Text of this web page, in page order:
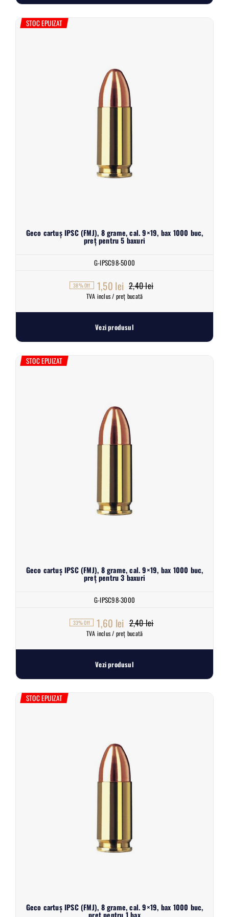
Geco cartuș IPSC (FMJ), 8 grame, cal. 9×19, bax 1000 buc,
preț pentru 5 baxuri
G-IPSC98-5000
2,40leiPrețul
1,50 lei
Prețul
38% Off
STOC EPUIZAT
TVA inclus / preț bucată
Vezi produsul
Geco cartuș IPSC (FMJ), 8 grame, cal. 9×19, bax 1000 buc,
preț pentru 3 baxuri
G-IPSC98-3000
2,40leiPrețul
1,60 lei
Prețul
33% Off
STOC EPUIZAT
TVA inclus / preț bucată
Vezi produsul
Geco cartuș IPSC (FMJ), 8 grame, cal. 9×19, bax 1000 buc,
preț pentru 1 bax
STOC EPUIZAT